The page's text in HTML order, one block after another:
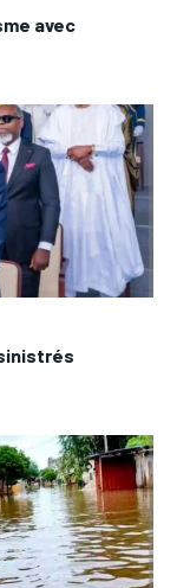
avec